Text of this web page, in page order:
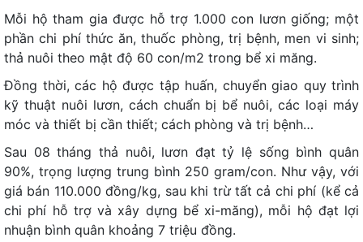
Mỗi hộ tham gia được hỗ trợ 1.000 con lươn giống; một
phần chi phí thức ăn, thuốc phòng, trị bệnh, men vi sinh;
thả nuôi theo mật độ 60 con/m2 trong bể xi măng.
Đồng thời, các hộ được tập huấn, chuyển giao quy trình
kỹ thuật nuôi lươn, cách chuẩn bị bể nuôi, các loại máy
móc và thiết bị cần thiết; cách phòng và trị bệnh…
Sau 08 tháng thả nuôi, lươn đạt tỷ lệ sống bình quân
90%, trọng lượng trung bình 250 gram/con. Như vậy, với
giá bán 110.000 đồng/kg, sau khi trừ tất cả chi phí (kể cả
chi phí hỗ trợ và xây dựng bể xi-măng), mỗi hộ đạt lợi
nhuận bình quân khoảng 7 triệu đồng.